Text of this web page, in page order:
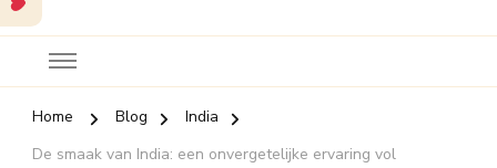
Home Blog
India
De smaak van India: een onvergetelijke ervaring vol